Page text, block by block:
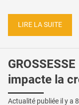
LIRE LA SUITE
impacte la
Actualité publiée il y a